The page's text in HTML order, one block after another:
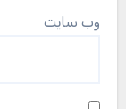
وب‌ سایت